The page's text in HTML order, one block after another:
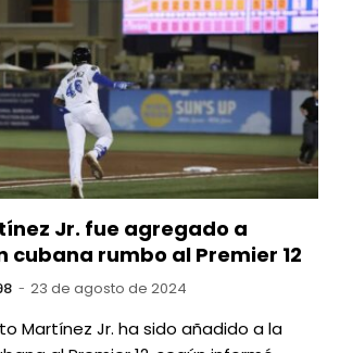
Jr. fue agregado a
cubana rumbo al Premier 12
23 de agosto de 2024
Martínez Jr. ha sido añadido a la